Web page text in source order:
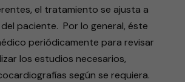
el tratamiento se ajusta a
paciente. Por lo general, éste
periódicamente para revisar
los estudios necesarios,
según se requiera.